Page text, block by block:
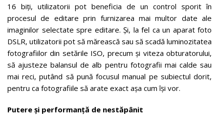
16 biți, utilizatorii pot beneficia de un control sporit în
procesul de editare prin furnizarea mai multor date ale
imaginilor selectate spre editare. Și, la fel ca un aparat foto
DSLR, utilizatorii pot să mărească sau să scadă luminozitatea
fotografiilor din setările ISO, precum și viteza obturatorului,
să ajusteze balansul de alb pentru fotografii mai calde sau
mai reci, putând să pună focusul manual pe subiectul dorit,
pentru ca fotografiile să arate exact așa cum își vor.
Putere și performanță de nestăpânit